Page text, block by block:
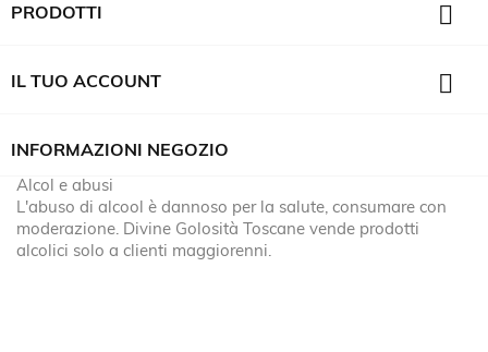
PRODOTTI 
IL TUO ACCOUNT 
INFORMAZIONI NEGOZIO
Alcol e abusi
L'abuso di alcool è dannoso per la salute, consumare con
moderazione. Divine Golosità Toscane vende prodotti
alcolici solo a clienti maggiorenni.